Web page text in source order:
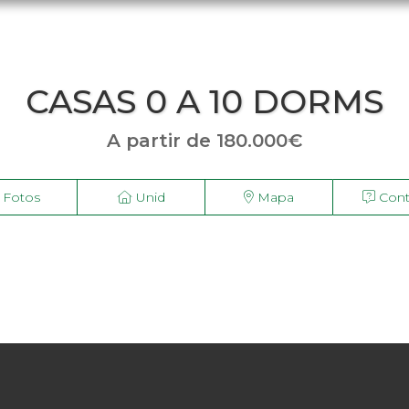
CASAS 0 A 10 DORMS
A partir de 180.000€
Fotos Unid  Mapa 